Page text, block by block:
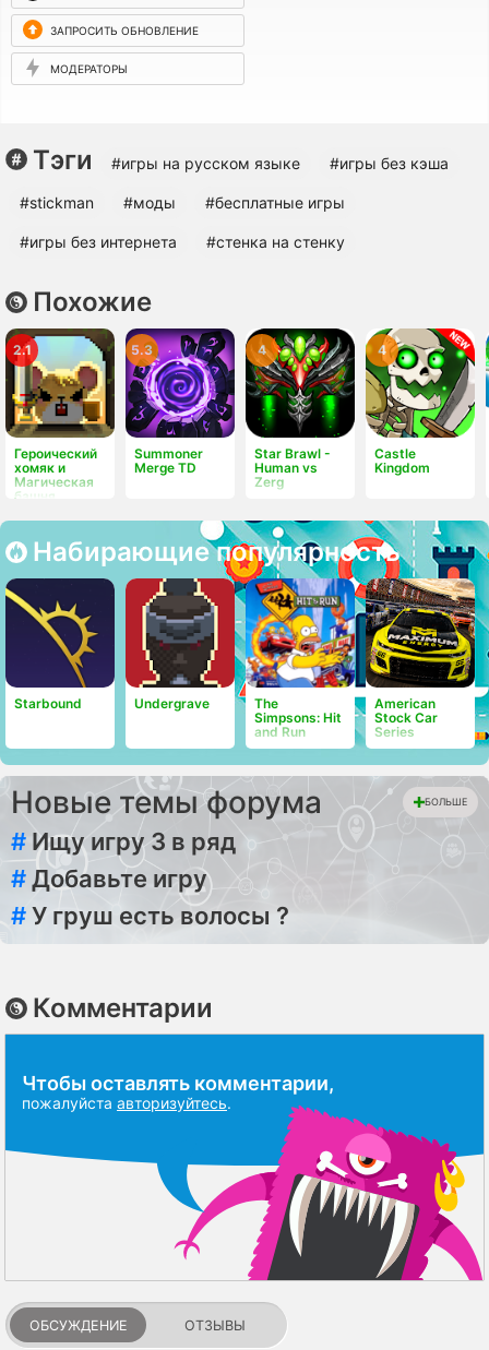
ЗАПРОСИТЬ ОБНОВЛЕНИЕ
МОДЕРАТОРЫ
Тэги #игры на русском языке #игры без кэша
#stickman #моды #бесплатные игры
#игры без интернета #стенка на стенку
Похожие
Героический
хомяк и
Магическая
башня
2.1
Summoner
Merge TD
5.3
Star Brawl -
Human vs
Zerg
4
Castle
Kingdom
4
Набирающие популярность
Starbound Undergrave
The
Simpsons: Hit
and Run
American
Stock Car
Series
Новые темы форума БОЛЬШЕ
# Ищу игру 3 в ряд
#Добавьте игру
#У груш есть волосы ?
Комментарии
Чтобы оставлять комментарии,
пожалуйста авторизуйтесь.
ОБСУЖДЕНИЕ ОТЗЫВЫ